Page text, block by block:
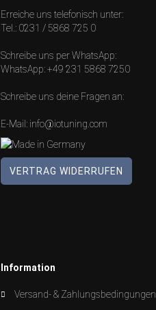
Erreiche uns telefonisch unter:
Tel.: 0231 / 5868 725 0
Schreibe uns per WhatsApp:
WhatsApp:+49 231 5868 7250
Schreibe uns deine Fragen an:
E-Mail: info@iotuning.com
VERTRAG WIDERRUFEN
Information
Versand- & Zahlungsbedingungen